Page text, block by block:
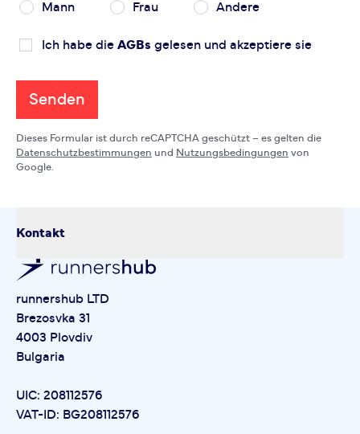
Mann Frau Andere
Ich habe die AGBs gelesen und akzeptiere sie
Senden
Dieses Formular ist durch reCAPTCHA geschützt – es gelten die
Datenschutzbestimmungen und Nutzungsbedingungen von
Google.
Kontakt
runnershub LTD
Brezosvka 31
4003 Plovdiv
Bulgaria
UIC: 208112576
VAT-ID: BG208112576